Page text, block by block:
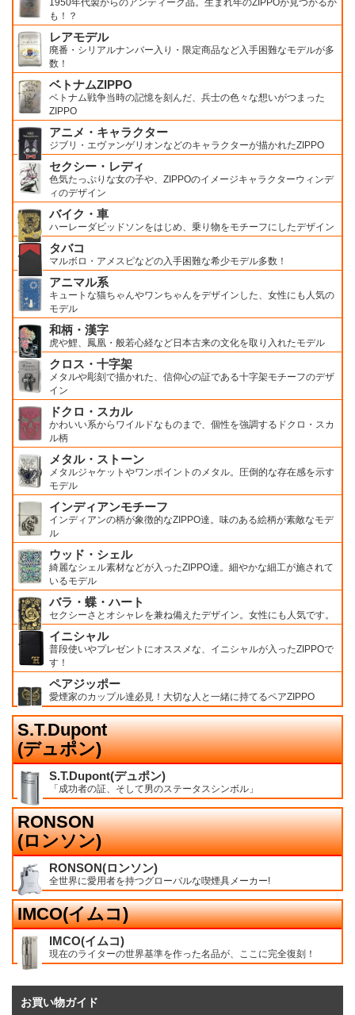
1950年代製からのアンティーク品。生まれ年のZIPPOが見つかるか
も！？
レアモデル
廃番・シリアルナンバー入り・限定商品など入手困難なモデルが多
数！
ベトナムZIPPO
ベトナム戦争当時の記憶を刻んだ、兵士の色々な想いがつまった
ZIPPO
アニメ・キャラクター
ジブリ・エヴァンゲリオンなどのキャラクターが描かれたZIPPO
セクシー・レディ
色気たっぷりな女の子や、ZIPPOのイメージキャラクターウィンデ
ィのデザイン
バイク・車
ハーレーダビッドソンをはじめ、乗り物をモチーフにしたデザイン
タバコ
マルボロ・アメスピなどの入手困難な希少モデル多数！
アニマル系
キュートな猫ちゃんやワンちゃんをデザインした、女性にも人気の
モデル
和柄・漢字
虎や鯉、鳳凰・般若心経など日本古来の文化を取り入れたモデル
クロス・十字架
メタルや彫刻で描かれた、信仰心の証である十字架モチーフのデザ
イン
ドクロ・スカル
かわいい系からワイルドなものまで、個性を強調するドクロ・スカ
ル柄
メタル・ストーン
メタルジャケットやワンポイントのメタル。圧倒的な存在感を示す
モデル
インディアンモチーフ
インディアンの柄が象徴的なZIPPO達。味のある絵柄が素敵なモデ
ル
ウッド・シェル
綺麗なシェル素材などが入ったZIPPO達。細やかな細工が施されて
いるモデル
バラ・蝶・ハート
セクシーさとオシャレを兼ね備えたデザイン。女性にも人気です。
イニシャル
普段使いやプレゼントにオススメな、イニシャルが入ったZIPPOで
す！
ペアジッポー
愛煙家のカップル達必見！大切な人と一緒に持てるペアZIPPO
S.T.Dupont
(デュポン)
S.T.Dupont(デュポン)
「成功者の証、そして男のステータスシンボル」
RONSON
(ロンソン)
RONSON(ロンソン)
全世界に愛用者を持つグローバルな喫煙具メーカー!
IMCO(イムコ)
IMCO(イムコ)
現在のライターの世界基準を作った名品が、ここに完全復刻！
お買い物ガイド